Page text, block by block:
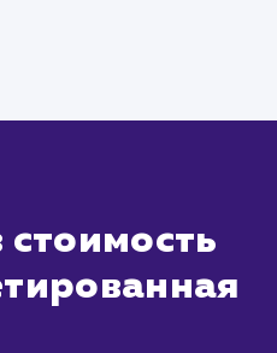
результаты,